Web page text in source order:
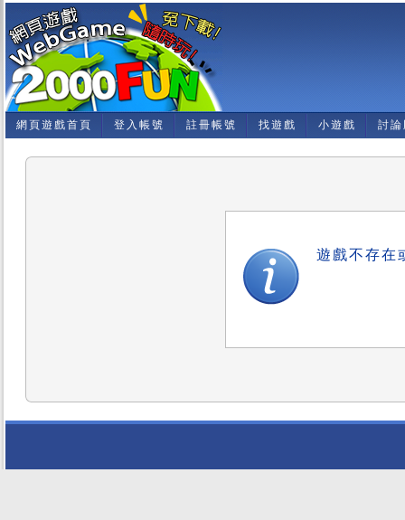
網頁遊戲首頁 登入帳號 註冊帳號 找遊戲 小遊戲 討
遊戲不存在